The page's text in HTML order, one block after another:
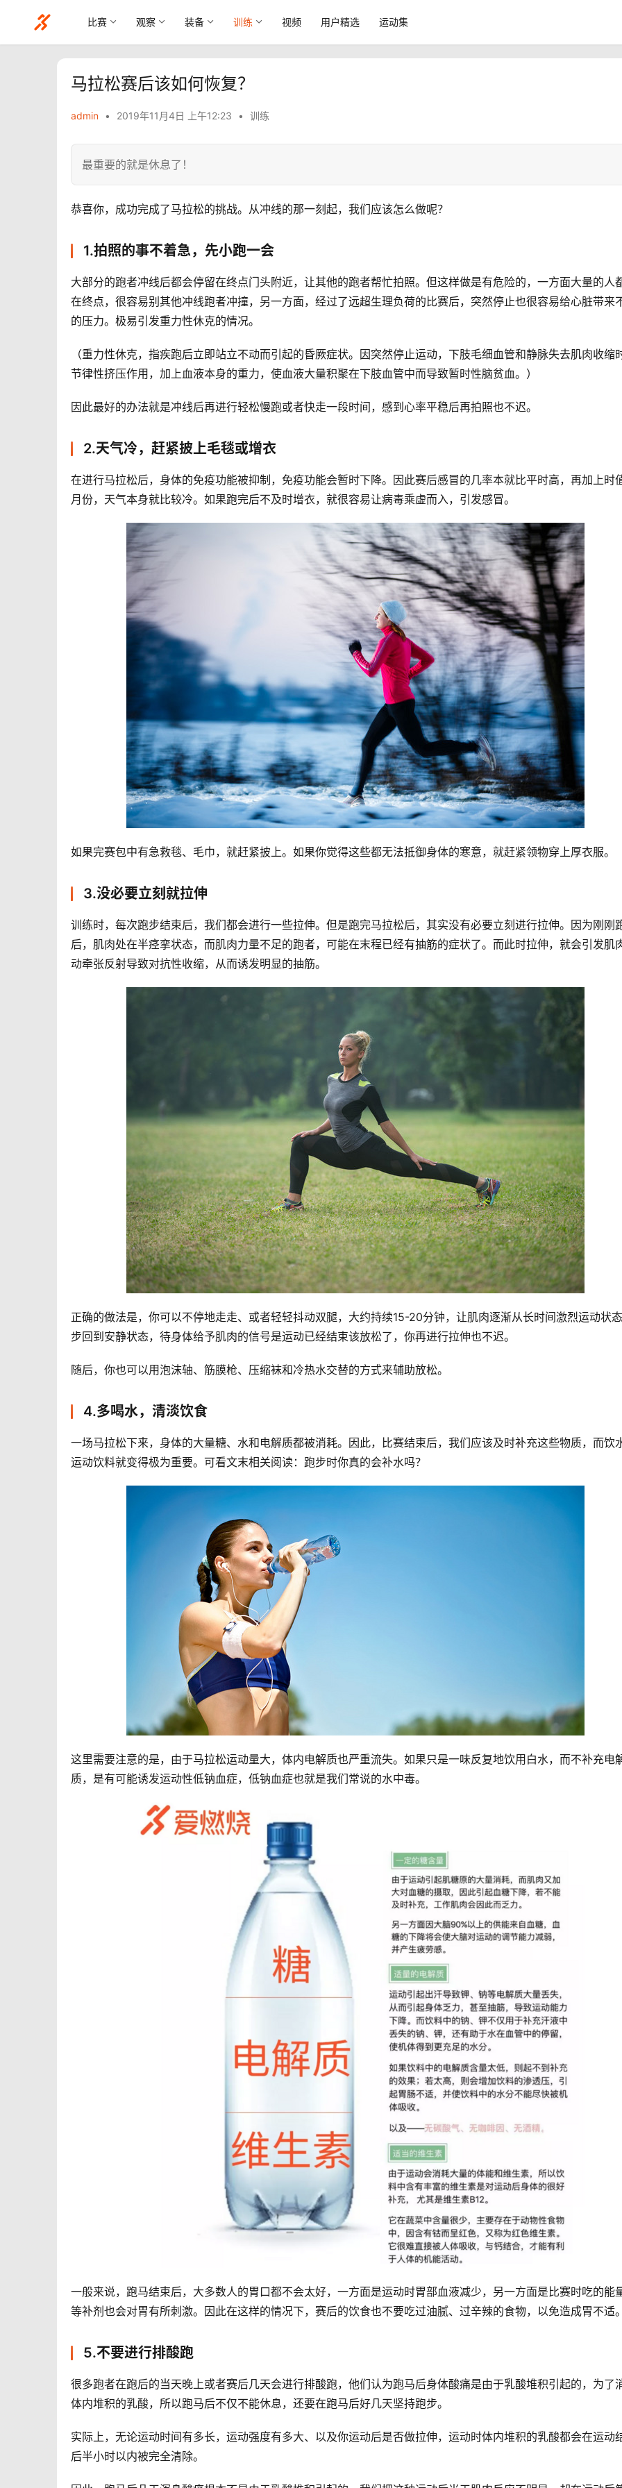
比赛 观察 装备 训练 视频 用户精选 运动集
马拉松赛后该如何恢复？
admin • 2019年11月4日 上午12:23 • 训练
最重要的就是休息了！
恭喜你，成功完成了马拉松的挑战。从冲线的那一刻起，我们应该怎么做呢？
1.拍照的事不着急，先小跑一会
大部分的跑者冲线后都会停留在终点门头附近，让其他的跑者帮忙拍照。但这样做是有危险的，一方面大量的人
在终点，很容易别其他冲线跑者冲撞，另一方面，经过了远超生理负荷的比赛后，突然停止也很容易给心脏带来
的压力。极易引发重力性休克的情况。
（重力性休克，指疾跑后立即站立不动而引起的昏厥症状。因突然停止运动，下肢毛细血管和静脉失去肌肉收缩
节律性挤压作用，加上血液本身的重力，使血液大量积聚在下肢血管中而导致暂时性脑贫血。）
因此最好的办法就是冲线后再进行轻松慢跑或者快走一段时间，感到心率平稳后再拍照也不迟。
2.天气冷，赶紧披上毛毯或增衣
在进行马拉松后，身体的免疫功能被抑制，免疫功能会暂时下降。因此赛后感冒的几率本就比平时高，再加上时
月份，天气本身就比较冷。如果跑完后不及时增衣，就很容易让病毒乘虚而入，引发感冒。
如果完赛包中有急救毯、毛巾，就赶紧披上。如果你觉得这些都无法抵御身体的寒意，就赶紧领物穿上厚衣服。
3.没必要立刻就拉伸
训练时，每次跑步结束后，我们都会进行一些拉伸。但是跑完马拉松后，其实没有必要立刻进行拉伸。因为刚刚
后，肌肉处在半痉挛状态，而肌肉力量不足的跑者，可能在末程已经有抽筋的症状了。而此时拉伸，就会引发肌
动牵张反射导致对抗性收缩，从而诱发明显的抽筋。
正确的做法是，你可以不停地走走、或者轻轻抖动双腿，大约持续15-20分钟，让肌肉逐渐从长时间激烈运动状
步回到安静状态，待身体给予肌肉的信号是运动已经结束该放松了，你再进行拉伸也不迟。
随后，你也可以用泡沫轴、筋膜枪、压缩袜和冷热水交替的方式来辅助放松。
4.多喝水，清淡饮食
一场马拉松下来，身体的大量糖、水和电解质都被消耗。因此，比赛结束后，我们应该及时补充这些物质，而饮
运动饮料就变得极为重要。可看文末相关阅读：跑步时你真的会补水吗？
这里需要注意的是，由于马拉松运动量大，体内电解质也严重流失。如果只是一味反复地饮用白水，而不补充电
质，是有可能诱发运动性低钠血症，低钠血症也就是我们常说的水中毒。
一般来说，跑马结束后，大多数人的胃口都不会太好，一方面是运动时胃部血液减少，另一方面是比赛时吃的能
等补剂也会对胃有所刺激。因此在这样的情况下，赛后的饮食也不要吃过油腻、过辛辣的食物，以免造成胃不适
5.不要进行排酸跑
很多跑者在跑后的当天晚上或者赛后几天会进行排酸跑，他们认为跑马后身体酸痛是由于乳酸堆积引起的，为了
体内堆积的乳酸，所以跑马后不仅不能休息，还要在跑马后好几天坚持跑步。
实际上，无论运动时间有多长，运动强度有多大、以及你运动后是否做拉伸，运动时体内堆积的乳酸都会在运动
后半小时以内被完全清除。